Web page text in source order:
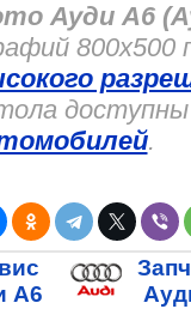
Ауди А6
800x500
.
А6